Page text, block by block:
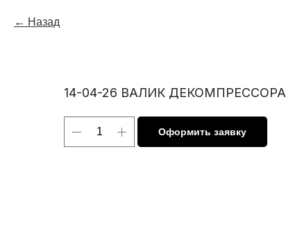
Назад
14-04-26 ВАЛИК ДЕКОМПРЕССОРА
Оформить заявку